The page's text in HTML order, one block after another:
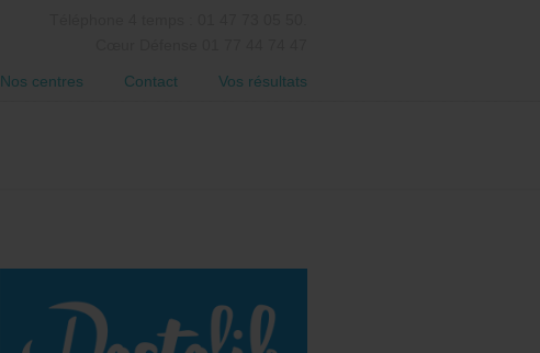
Nos centres Contact Vos résultats